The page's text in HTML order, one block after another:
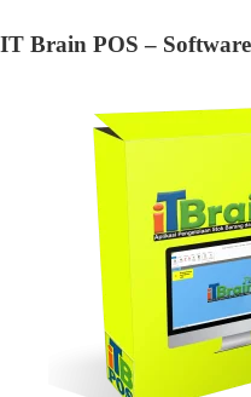
IT Brain POS –